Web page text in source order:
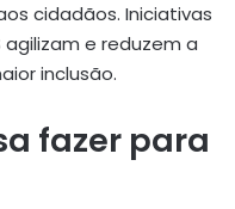
cidadãos. Iniciativas
agilizam e reduzem a
inclusão.
fazer para